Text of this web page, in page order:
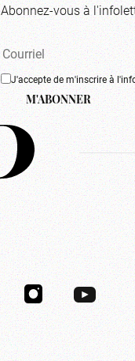
Abonnez-vous à
J'accepte de m'inscrire à
M'ABONNER